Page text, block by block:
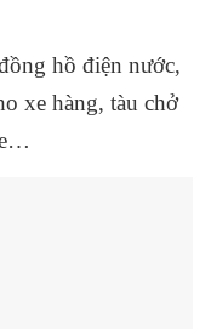
hồ điện nước,
xe hàng, tàu chở